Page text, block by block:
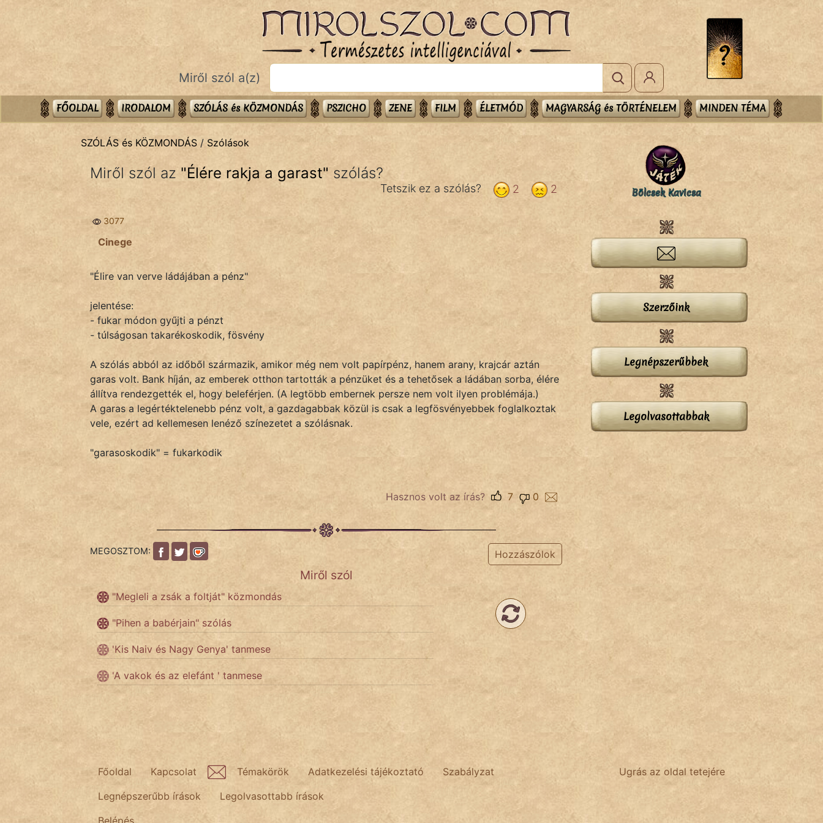
Bibliai
Közmondások
Szóláscsoportok
KÖZMONDÁS
FILM
TÖRTÉNELEM
fantom
Láron Ádám
Miről szól a(z)
FŐOLDAL IRODALOM SZÓLÁS és KÖZMONDÁS PSZICHO ZENE FILM ÉLETMÓD MAGYARSÁG és TÖRTÉNELEM MINDEN TÉMA
SZÓLÁS és KÖZMONDÁS / Szólások
Miről szól az "Élére rakja a garast" szólás?
2
2
Tetszik ez a szólás?
3077
Cinege
"Élire van verve ládájában a pénz"
jelentése:
- fukar módon gyűjti a pénzt
- túlságosan takarékoskodik, fösvény
A szólás abból az időből származik, amikor még nem volt papírpénz, hanem arany, krajcár aztán
garas volt. Bank híján, az emberek otthon tartották a pénzüket és a tehetősek a ládában sorba, élére
állítva rendezgették el, hogy beleférjen. (A legtöbb embernek persze nem volt ilyen problémája.)
A garas a legértéktelenebb pénz volt, a gazdagabbak közül is csak a legfösvényebbek foglalkoztak
vele, ezért ad kellemesen lenéző színezetet a szólásnak.
"garasoskodik" = fukarkodik
Hasznos volt az írás? 0
7
MEGOSZTOM: Hozzászólok
Miről szól
"Megleli a zsák a foltját" közmondás
"Pihen a babérjain" szólás
'Kis Naiv és Nagy Genya' tanmese
'A vakok és az elefánt ' tanmese
Bölcsek Kavicsa
Szerzőink
Legnépszerűbbek
Legolvasottabbak
Ugrás az oldal tetejére
Főoldal Kapcsolat Témakörök Adatkezelési tájékoztató
Szabályzat
Legnépszerűbb írások
Legolvasottabb írások
Belépés